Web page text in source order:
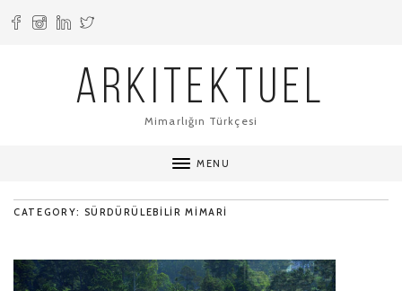
ARKITEKTUEL
Mimarlığın Türkçesi
MENU
CATEGORY: SÜRDÜRÜLEBILIR MIMARI